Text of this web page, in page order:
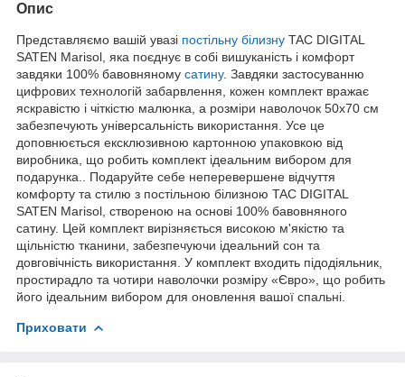
Опис
Представляємо вашій увазі постільну білизну TAC DIGITAL
SATEN Marisol, яка поєднує в собі вишуканість і комфорт
завдяки 100% бавовняному сатину. Завдяки застосуванню
цифрових технологій забарвлення, кожен комплект вражає
яскравістю і чіткістю малюнка, а розміри наволочок 50x70 см
забезпечують універсальність використання. Усе це
доповнюється ексклюзивною картонною упаковкою від
виробника, що робить комплект ідеальним вибором для
подарунка.. Подаруйте себе неперевершене відчуття
комфорту та стилю з постільною білизною TAC DIGITAL
SATEN Marisol, створеною на основі 100% бавовняного
сатину. Цей комплект вирізняється високою м'якістю та
щільністю тканини, забезпечуючи ідеальний сон та
довговічність використання. У комплект входить підодіяльник,
простирадло та чотири наволочки розміру «Євро», що робить
його ідеальним вибором для оновлення вашої спальні.
Приховати